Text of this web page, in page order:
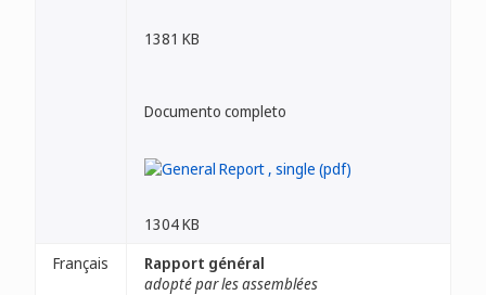
1381 KB
Documento completo
1304 KB
Français
Rapport général
adopté par les assemblées